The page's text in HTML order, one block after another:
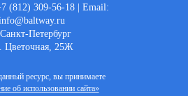
(812) 309-56-18 | Email:
Петербург
Цветочная, 25Ж
ресурс, вы принимаете
об использовании сайта»